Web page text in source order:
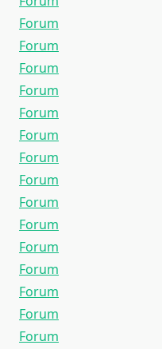
Forum
Forum
Forum
Forum
Forum
Forum
Forum
Forum
Forum
Forum
Forum
Forum
Forum
Forum
Forum